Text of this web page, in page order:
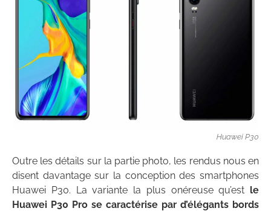
Huawei P30
Outre les détails sur la partie photo, les rendus nous en
disent davantage sur la conception des smartphones
Huawei P30. La variante la plus onéreuse qu’est le
Huawei P30 Pro se caractérise par d’élégants bords